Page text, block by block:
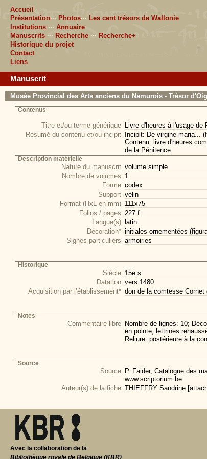
Accueil
Présentation··· Photos··· Les cent trésors de Wallonie
Institutions ··· Annuaire
Manuscrits ··· Recherche ··· Recherche+
Historique du projet
Contact
Liens
Manuscrit
Musée Provincial des Arts anciens du Namurois - Trésor
Contenus
Titre et/ou terme générique Livre d'heures à l'usage de
Résumé du contenu et/ou incipit
Incipit: De virgine maria...
Contenu: livre d'heures
de la Pénitence
Description matérielle
Nature du manuscrit volume simple
Nombre de volumes 1
Forme codex
Support vélin
Format (HxL en mm) 111x75
Folios / pages 227 f.
Langue(s)
latin
Décoration* initiales ornementées
Signes particuliers armoiries
Historique
Siècle 15e s.
Datation vers 1480
Acquisition par l’établissement* don de la comtesse
Notes
Commentaire libre Nombre de lignes: 10;
en pointe, lettrines
Reliure: postérieure à la
Source
Source P. Faider, Catalogue des
www.scriptorium.be.
Auteur(s) de la fiche THIEFFRY Sandrine
Avec la collaboration de la
Bibliothèque royale de Belgique (KBR)